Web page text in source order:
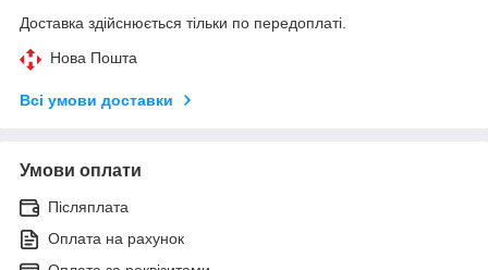
Доставка здійснюється тільки по передоплаті.
Нова Пошта
Всі умови доставки
Умови оплати
Післяплата
Оплата на рахунок